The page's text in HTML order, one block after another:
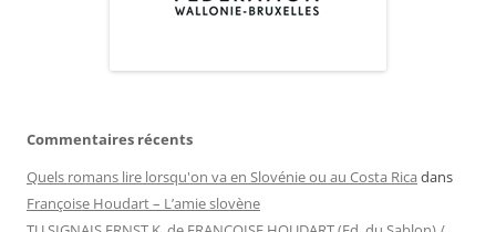
Commentaires récents
Quels romans lire lorsqu'on va en Slovénie ou au Costa Rica dans
Françoise Houdart – L’amie slovène